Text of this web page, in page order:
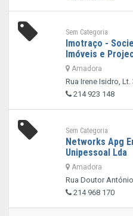
Sem Categoria
Imotraço -
Imóveis e
Amadora
Rua Irene Isidro, Lt.
214 923 148
Sem Categoria
Networks Apg
Unipessoal Lda
Amadora
Rua Doutor
214 968 170